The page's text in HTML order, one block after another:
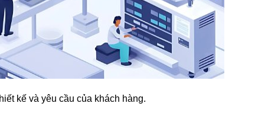
kế và yêu cầu của khách hàng.